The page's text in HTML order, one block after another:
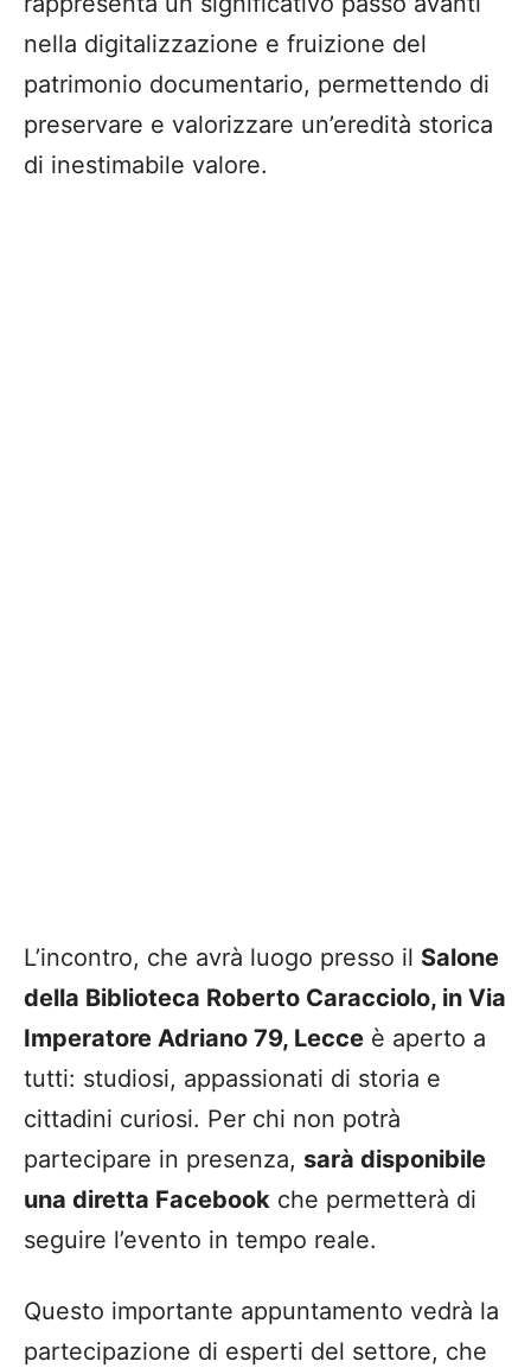
nella digitalizzazione e fruizione del
patrimonio documentario, permettendo di
preservare e valorizzare un’eredità storica
di inestimabile valore.
L’incontro, che avrà luogo presso il Salone
della Biblioteca Roberto Caracciolo, in Via
Imperatore Adriano 79, Lecce è aperto a
tutti: studiosi, appassionati di storia e
cittadini curiosi. Per chi non potrà
partecipare in presenza, sarà disponibile
una diretta Facebook che permetterà di
seguire l’evento in tempo reale.
Questo importante appuntamento vedrà la
partecipazione di esperti del settore, che